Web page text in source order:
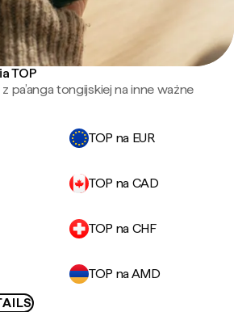
TOP
pa’anga tongijskiej na inne ważne
TOP na EUR
TOP na CAD
TOP na CHF
TOP na AMD